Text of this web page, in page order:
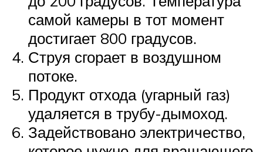
самой камеры в тот момент
достигает 800 градусов.
Струя сгорает в воздушном
потоке.
Продукт отхода (угарный газ)
удаляется в трубу-дымоход.
Задействовано электричество,